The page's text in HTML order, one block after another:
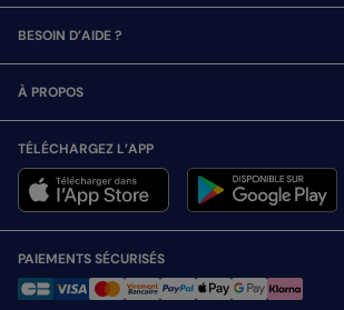
BESOIN D’AIDE ?
À PROPOS
TÉLÉCHARGEZ L’APP
PAIEMENTS SÉCURISÉS